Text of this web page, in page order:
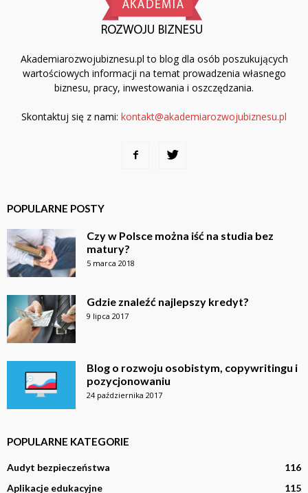
Akademiarozwojubiznesu.pl to blog dla osób poszukujących
wartościowych informacji na temat prowadzenia własnego
biznesu, pracy, inwestowania i oszczędzania.
Skontaktuj się z nami: kontakt@akademiarozwojubiznesu.pl
POPULARNE POSTY
Czy w Polsce można iść na studia bez
matury?
5 marca 2018
Gdzie znaleźć najlepszy kredyt?
9 lipca 2017
Blog o rozwoju osobistym, copywritingu i
pozycjonowaniu
24 października 2017
POPULARNE KATEGORIE
Audyt bezpieczeństwa
116
Aplikacje edukacyjne
115